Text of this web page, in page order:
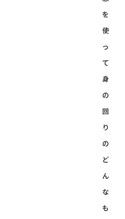
を
使
っ
て
身
の
回
り
の
ど
ん
な
も